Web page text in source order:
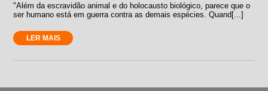
"Além da escravidão animal e do holocausto biológico, parece que o
ser humano está em guerra contra as demais espécies. Quand[...]
LER MAIS